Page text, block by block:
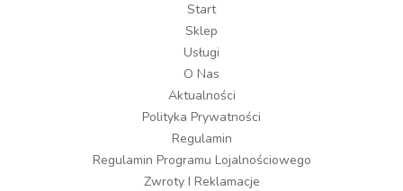
Start
Sklep
Usługi
O Nas
Aktualności
Polityka Prywatności
Regulamin
Regulamin Programu Lojalnościowego
Zwroty I Reklamacje